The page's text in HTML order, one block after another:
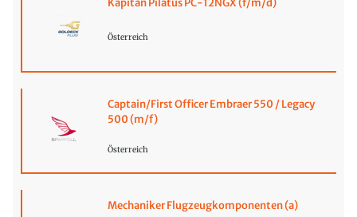
Kapitän Pilatus PC-12NGX (f/m/d)
Österreich
Captain/First Officer Embraer 550 / Legacy
500 (m/f)
Österreich
Mechaniker Flugzeugkomponenten (a)